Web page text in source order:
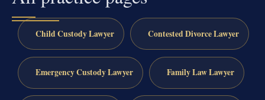
Child Custody Lawyer Contested Divorce Lawyer
Emergency Custody Lawyer Family Law Lawyer